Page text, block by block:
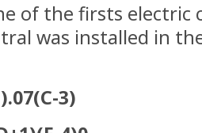
of the firsts
was installed in
3)